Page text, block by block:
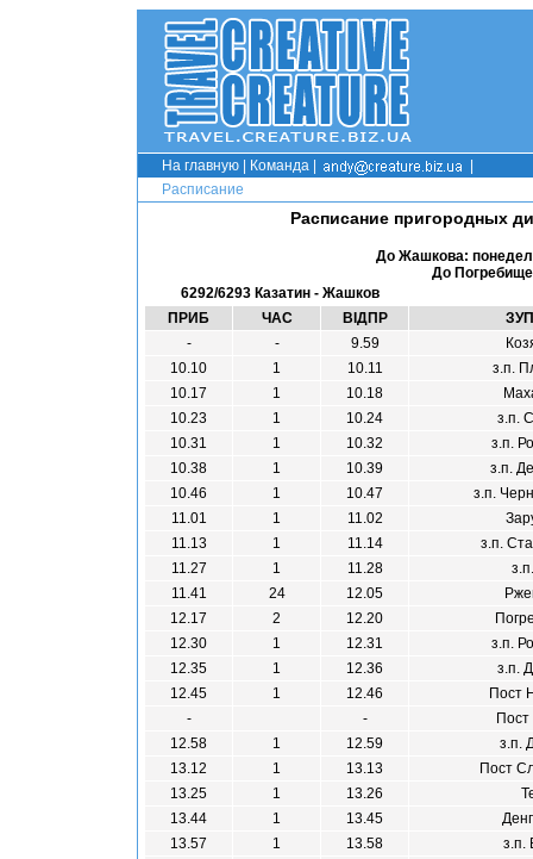
На главную Команда
Расписание
Расписание пригородных
До Жашкова:
До
6292/6293 Казатин - Жашков
ПРИБ
ЧАС ВІДПР
-
- 9.59
10.10
1 10.11
з.п.
10.17
1 10.18
10.23
1 10.24
з.п.
10.31
1 10.32
з.п.
10.38
1 10.39
з.п.
10.46
1 10.47
з.п.
11.01
1 11.02
11.13
1 11.14
з.п.
11.27
1 11.28
11.41
24 12.05
12.17
2 12.20
12.30
1 12.31
з.п.
12.35
1 12.36
з.п.
12.45
1 12.46
Пост
-
-
12.58
1 12.59
з.п.
13.12
1 13.13
Пост
13.25
1 13.26
13.44
1 13.45
13.57
1 13.58
з.п.